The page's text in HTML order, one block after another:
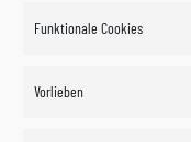
Funktionale Cookies
Vorlieben